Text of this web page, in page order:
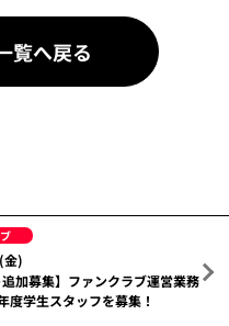
覧へ戻る
)
追加募集】ファンクラブ運営業務
度学生スタッフを募集！